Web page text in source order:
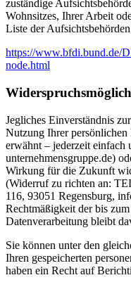
zuständige
Wohnsitzes, Ihrer Arbeit
Liste der
https://www.bfdi.bund.de/
node.html
Jegliches Einverständnis
Nutzung Ihrer
erwähnt – jederzeit
unternehmensgruppe.de)
Wirkung für die Zukunft
(Widerruf zu richten an:
116, 93051 Regensburg,
Rechtmäßigkeit der bis
Datenverarbeitung bleibt
Sie können unter den
Ihren gespeicherten
haben ein Recht auf